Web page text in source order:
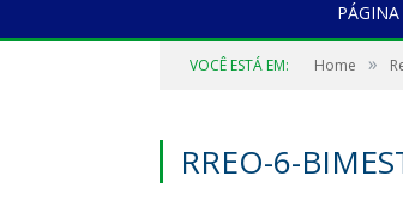
VOCÊ ESTÁ EM: Home »
RREO-6-